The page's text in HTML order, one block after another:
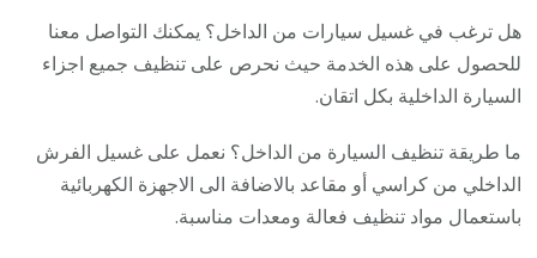
هل ترغب في غسيل سيارات من الداخل؟ يمكنك التواصل معنا
للحصول على هذه الخدمة حيث نحرص على تنظيف جميع اجزاء
السيارة الداخلية بكل اتقان.
ما طريقة تنظيف السيارة من الداخل؟ نعمل على غسيل الفرش
الداخلي من كراسي أو مقاعد بالاضافة الى الاجهزة الكهربائية
باستعمال مواد تنظيف فعالة ومعدات مناسبة.